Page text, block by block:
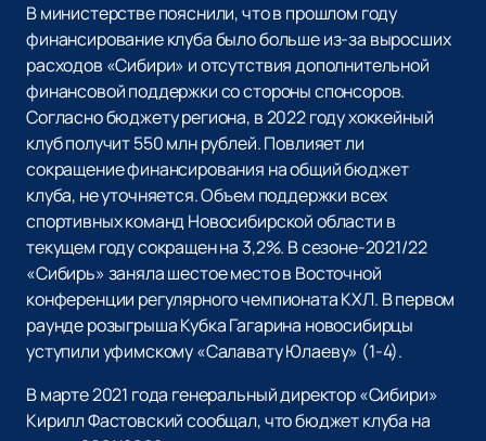
В министерстве пояснили, что в прошлом году
финансирование клуба было больше из-за выросших
расходов «Сибири» и отсутствия дополнительной
финансовой поддержки со стороны спонсоров.
Согласно бюджету региона, в 2022 году хоккейный
клуб получит 550 млн рублей. Повлияет ли
сокращение финансирования на общий бюджет
клуба, не уточняется. Объем поддержки всех
спортивных команд Новосибирской области в
текущем году сокращен на 3,2%. В сезоне-2021/22
«Сибирь» заняла шестое место в Восточной
конференции регулярного чемпионата КХЛ. В первом
раунде розыгрыша Кубка Гагарина новосибирцы
уступили уфимскому «Салавату Юлаеву» (1-4).
В марте 2021 года генеральный директор «Сибири»
Кирилл Фастовский сообщал, что бюджет клуба на